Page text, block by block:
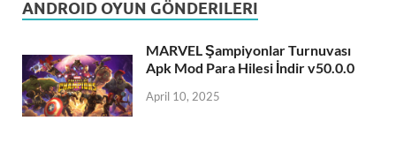
ANDROID OYUN GÖNDERILERI
MARVEL Şampiyonlar Turnuvası
Apk Mod Para Hilesi İndir v50.0.0
April 10, 2025